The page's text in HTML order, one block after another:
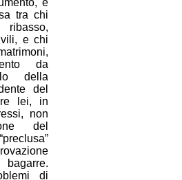
tra chi
e chi
da
della
del
lei, in
non
del
bagarre.
di